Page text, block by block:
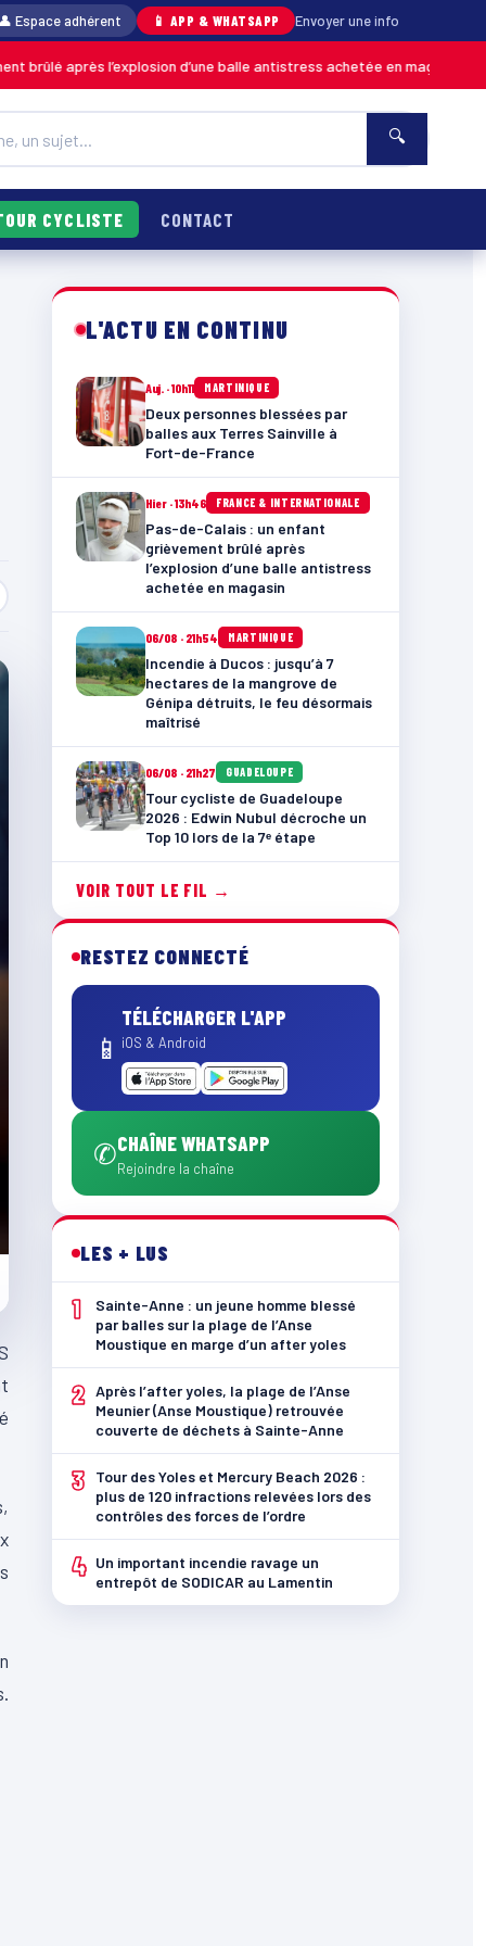
Espace adhérent 📱 APP & WHATSAPP Envoyer une info
l’explosion d’une balle antistress achetée en magasin MARTINIQUE
🔍
CYCLISTE CONTACT
L'ACTU EN CONTINU
Auj. · 10h11 MARTINIQUE
Deux personnes blessées par
balles aux Terres Sainville à
Fort-de-France
Hier · 13h46 FRANCE & INTERNATIONALE
Pas-de-Calais : un enfant
grièvement brûlé après
l’explosion d’une balle antistress
achetée en magasin
06/08 · 21h54 MARTINIQUE
Incendie à Ducos : jusqu’à 7
hectares de la mangrove de
Génipa détruits, le feu désormais
maîtrisé
06/08 · 21h27 GUADELOUPE
Tour cycliste de Guadeloupe
2026 : Edwin Nubul décroche un
Top 10 lors de la 7ᵉ étape
VOIR TOUT LE FIL →
RESTEZ CONNECTÉ
📱
TÉLÉCHARGER L'APP
iOS & Android
✆CHAÎNE WHATSAPP
Rejoindre la chaîne
LES + LUS
1
Sainte-Anne : un jeune homme blessé
par balles sur la plage de l’Anse
Moustique en marge d’un after yoles
2 Après l’after yoles, la plage de l’Anse
Meunier (Anse Moustique) retrouvée
couverte de déchets à Sainte-Anne
3
Tour des Yoles et Mercury Beach 2026 :
plus de 120 infractions relevées lors des
contrôles des forces de l’ordre
4 Un important incendie ravage un
entrepôt de SODICAR au Lamentin